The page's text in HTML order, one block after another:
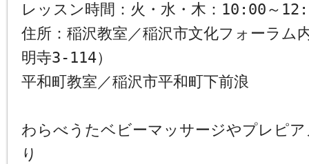
レッスン時間：火・水・木：10:00～
住所：稲沢教室／稲沢市文化フォーラム
明寺3-114）
平和町教室／稲沢市平和町下前浪
わらべうたベビーマッサージやプレピ
り